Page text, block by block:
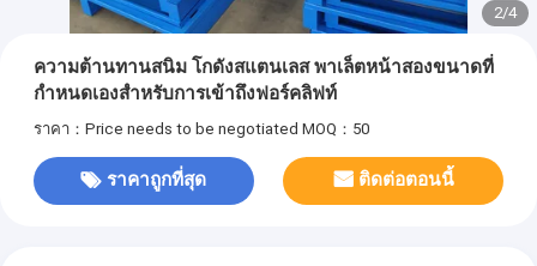
2/4
ความต้านทานสนิม โกดังสแตนเลส พาเล็ตหน้าสองขนาดที่
กําหนดเองสําหรับการเข้าถึงฟอร์คลิฟท์
ราคา：Price needs to be negotiated MOQ：50
ราคาถูกที่สุด ติดต่อตอนนี้